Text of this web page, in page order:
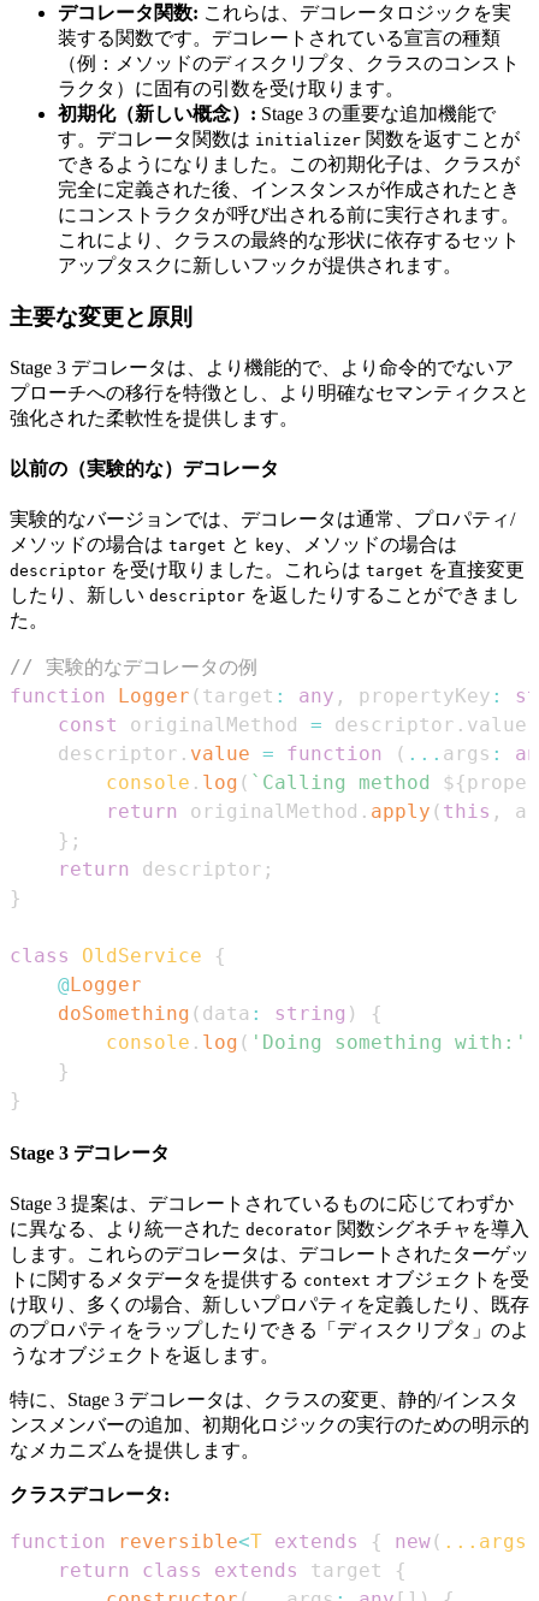
デコレータ関数: これらは、デコレータロジックを実
装する関数です。デコレートされている宣言の種類
（例：メソッドのディスクリプタ、クラスのコンスト
ラクタ）に固有の引数を受け取ります。
初期化（新しい概念）: Stage 3 の重要な追加機能で
す。デコレータ関数は initializer 関数を返すことが
できるようになりました。この初期化子は、クラスが
完全に定義された後、インスタンスが作成されたとき
にコンストラクタが呼び出される前に実行されます。
これにより、クラスの最終的な形状に依存するセット
アップタスクに新しいフックが提供されます。
主要な変更と原則
Stage 3 デコレータは、より機能的で、より命令的でないア
プローチへの移行を特徴とし、より明確なセマンティクスと
強化された柔軟性を提供します。
以前の（実験的な）デコレータ
実験的なバージョンでは、デコレータは通常、プロパティ/
メソッドの場合は target と key 、メソッドの場合は
descriptor を受け取りました。これらは target を直接変更
したり、新しい descriptor を返したりすることができまし
た。
// 実験的なデコレータの例
function
Logger ( target : any , propertyKey :
const
originalMethod = descriptor . value
    descriptor
. value = function ( ... args :
console . log ( ` Calling method ${
return
originalMethod . apply ( this ,
} ;
return
descriptor ;
}
class OldService
{
@Logger
doSomething ( data : string )
{
console . log ( 'Doing something with:'
}
}
Stage 3 デコレータ
Stage 3 提案は、デコレートされているものに応じてわずか
に異なる、より統一された decorator 関数シグネチャを導入
します。これらのデコレータは、デコレートされたターゲッ
トに関するメタデータを提供する context オブジェクトを受
け取り、多くの場合、新しいプロパティを定義したり、既存
のプロパティをラップしたりできる「ディスクリプタ」のよ
うなオブジェクトを返します。
特に、Stage 3 デコレータは、クラスの変更、静的/インスタ
ンスメンバーの追加、初期化ロジックの実行のための明示的
なメカニズムを提供します。
クラスデコレータ:
function reversible<T extends { new( ... args
return
class extends target
{